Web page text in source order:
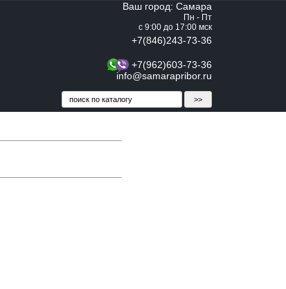
Ваш город: Самара
Пн - Пт
с 9:00 до 17:00 мск
+7(846)243-73-36
+7(962)603-73-36
info@samarapribor.ru